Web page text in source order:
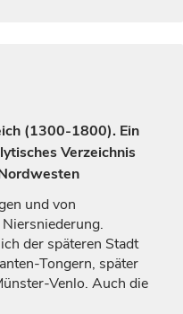
(1300-1800). Ein
Verzeichnis
und von
der späteren Stadt
Tongern, später
Venlo. Auch die